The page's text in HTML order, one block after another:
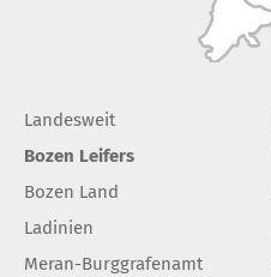
Landesweit
Bozen Leifers
Bozen Land
Ladinien
Meran-Burggrafenamt